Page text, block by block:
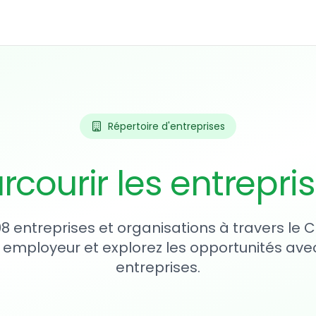
Répertoire d'entreprises
les
entreprises et organisations à travers le
et explorez les opportunités
entreprises.